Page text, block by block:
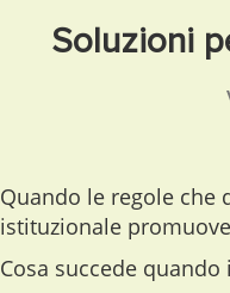
Soluzioni
Quando le regole che
istituzionale
Cosa succede